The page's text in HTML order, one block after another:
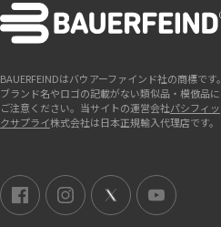
BAUERFEINDはバウアーファインド社の商標です。
ブランド名やロゴの記載がない類似品・模倣品に
ご注意ください。当サイトの運営会社パシフィッ
クサプライ株式会社は日本正規輸入代理店です。